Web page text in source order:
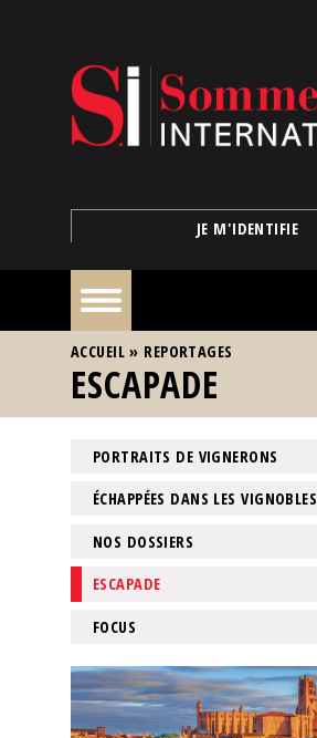
JE M'IDENTIFIE
À
la
une
Reportages
Nos
événements
Spiritueux
Notes
de
dégustation
VOUS ÊTES ICI
ACCUEIL » REPORTAGES
ESCAPADE
PORTRAITS DE VIGNERONS
ÉCHAPPÉES DANS LES VIGNOBLES
NOS DOSSIERS
ESCAPADE
FOCUS